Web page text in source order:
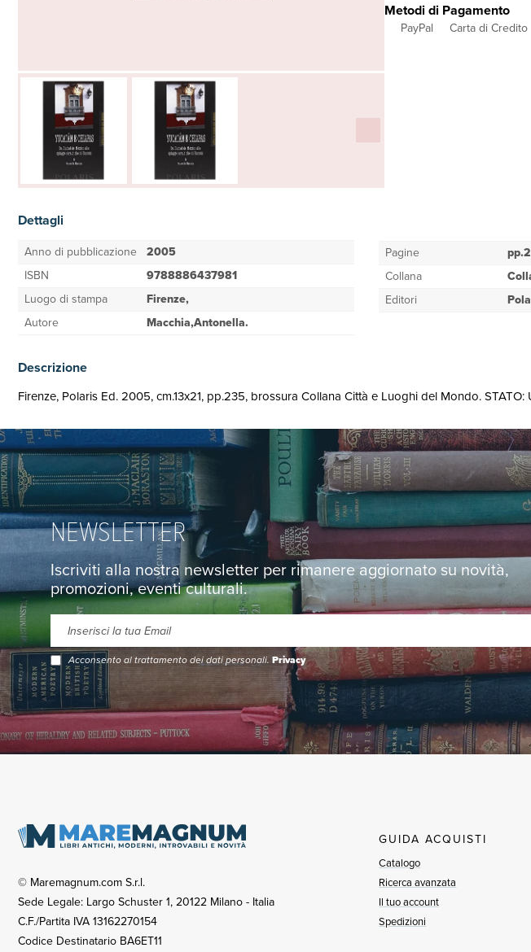
Metodi di Pagamento
PayPal Carta di Credito
Dettagli
Anno di pubblicazione 2005
ISBN
9788886437981
Luogo di stampa
Firenze,
Autore
Macchia,Antonella.
Pagine
Collana
Editori
Descrizione
Firenze, Polaris Ed. 2005, cm.13x21, pp.235, brossura Collana Città e Luoghi del Mondo.
NEWSLETTER
Iscriviti alla nostra newsletter per rimanere aggiornato su novità,
promozioni, eventi culturali.
Acconsento al trattamento dei dati personali.Privacy
© Maremagnum.com S.r.l.
Sede Legale: Largo Schuster 1, 20122 Milano - Italia
C.F./Partita IVA 13162270154
Codice Destinatario BA6ET11
GUIDA ACQUISTI
Catalogo
Ricerca avanzata
Il tuo account
Spedizioni